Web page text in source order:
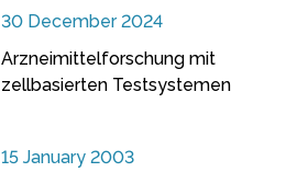
30 December 2024
Arzneimittelforschung mit
zellbasierten Testsystemen
15 January 2003